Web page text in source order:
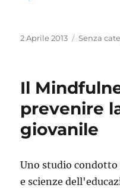
Pubblicato
2 Aprile 2013 Categorie
Senza
Il
prevenire
giovanile
Uno studio
e scienze